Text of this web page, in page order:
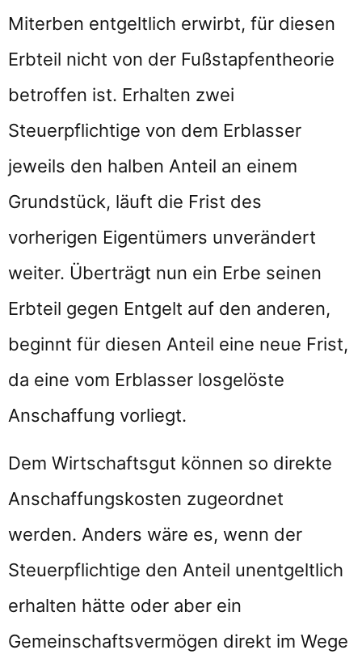
Miterben entgeltlich erwirbt, für diesen
Erbteil nicht von der Fußstapfentheorie
betroffen ist. Erhalten zwei
Steuerpflichtige von dem Erblasser
jeweils den halben Anteil an einem
Grundstück, läuft die Frist des
vorherigen Eigentümers unverändert
weiter. Überträgt nun ein Erbe seinen
Erbteil gegen Entgelt auf den anderen,
beginnt für diesen Anteil eine neue Frist,
da eine vom Erblasser losgelöste
Anschaffung vorliegt.
Dem Wirtschaftsgut können so direkte
Anschaffungskosten zugeordnet
werden. Anders wäre es, wenn der
Steuerpflichtige den Anteil unentgeltlich
erhalten hätte oder aber ein
Gemeinschaftsvermögen direkt im Wege